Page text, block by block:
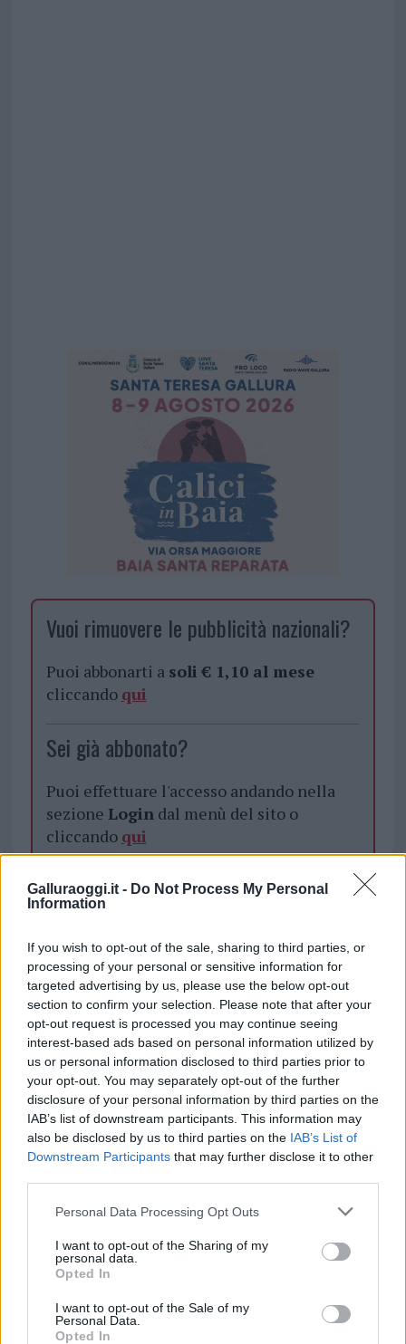
Galluraoggi.it - Do Not Process My Personal
Information
If you wish to opt-out of the sale, sharing to third parties, or
processing of your personal or sensitive information for
targeted advertising by us, please use the below opt-out
section to confirm your selection. Please note that after your
opt-out request is processed you may continue seeing
interest-based ads based on personal information utilized by
us or personal information disclosed to third parties prior to
your opt-out. You may separately opt-out of the further
disclosure of your personal information by third parties on the
IAB’s list of downstream participants. This information may
also be disclosed by us to third parties on the IAB’s List of
Downstream Participants that may further disclose it to other
Please note that this website/app uses one or more Google
not limited to your visit or usage behaviour. You may click to
grant or deny consent to Google and its third-party tags to
use your data for below specified purposes in below Google
consent section.
Personal Data Processing Opt Outs
I want to opt-out of the Sharing of my
personal data.
Opted In
I want to opt-out of the Sale of my
Personal Data.
Opted In
Vuoi rimuovere le pubblicità nazionali?
Puoi abbonarti a soli € 1,10 al mese
cliccando qui
Sei già abbonato?
Puoi effettuare l'accesso andando nella
sezione Logindal menù del sito o
cliccando qui
TEMI: Coronavirus Sardegna
Notizie in tempo reale?
Entra nel canale telegram di
GalluraOggi.it
Inviaci le tue segnalazioni,
i tuoi video e le tue foto
Su WhatsApp al numero +39
345 356 7512
Ricevi le nostre ultime news
daGoogle News